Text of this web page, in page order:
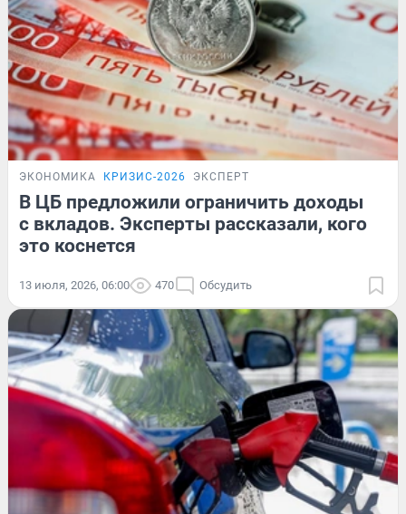
ЭКОНОМИКА КРИЗИС-2026 ЭКСПЕРТ
В ЦБ предложили ограничить доходы
с вкладов. Эксперты рассказали, кого
это коснется
13 июля, 2026, 06:00 470 Обсудить